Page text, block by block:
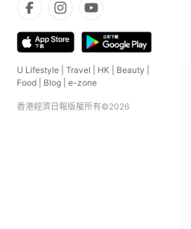
U Lifestyle Travel HK Beauty
Food
Blog e-zone
香港經濟日報版權所有©2026